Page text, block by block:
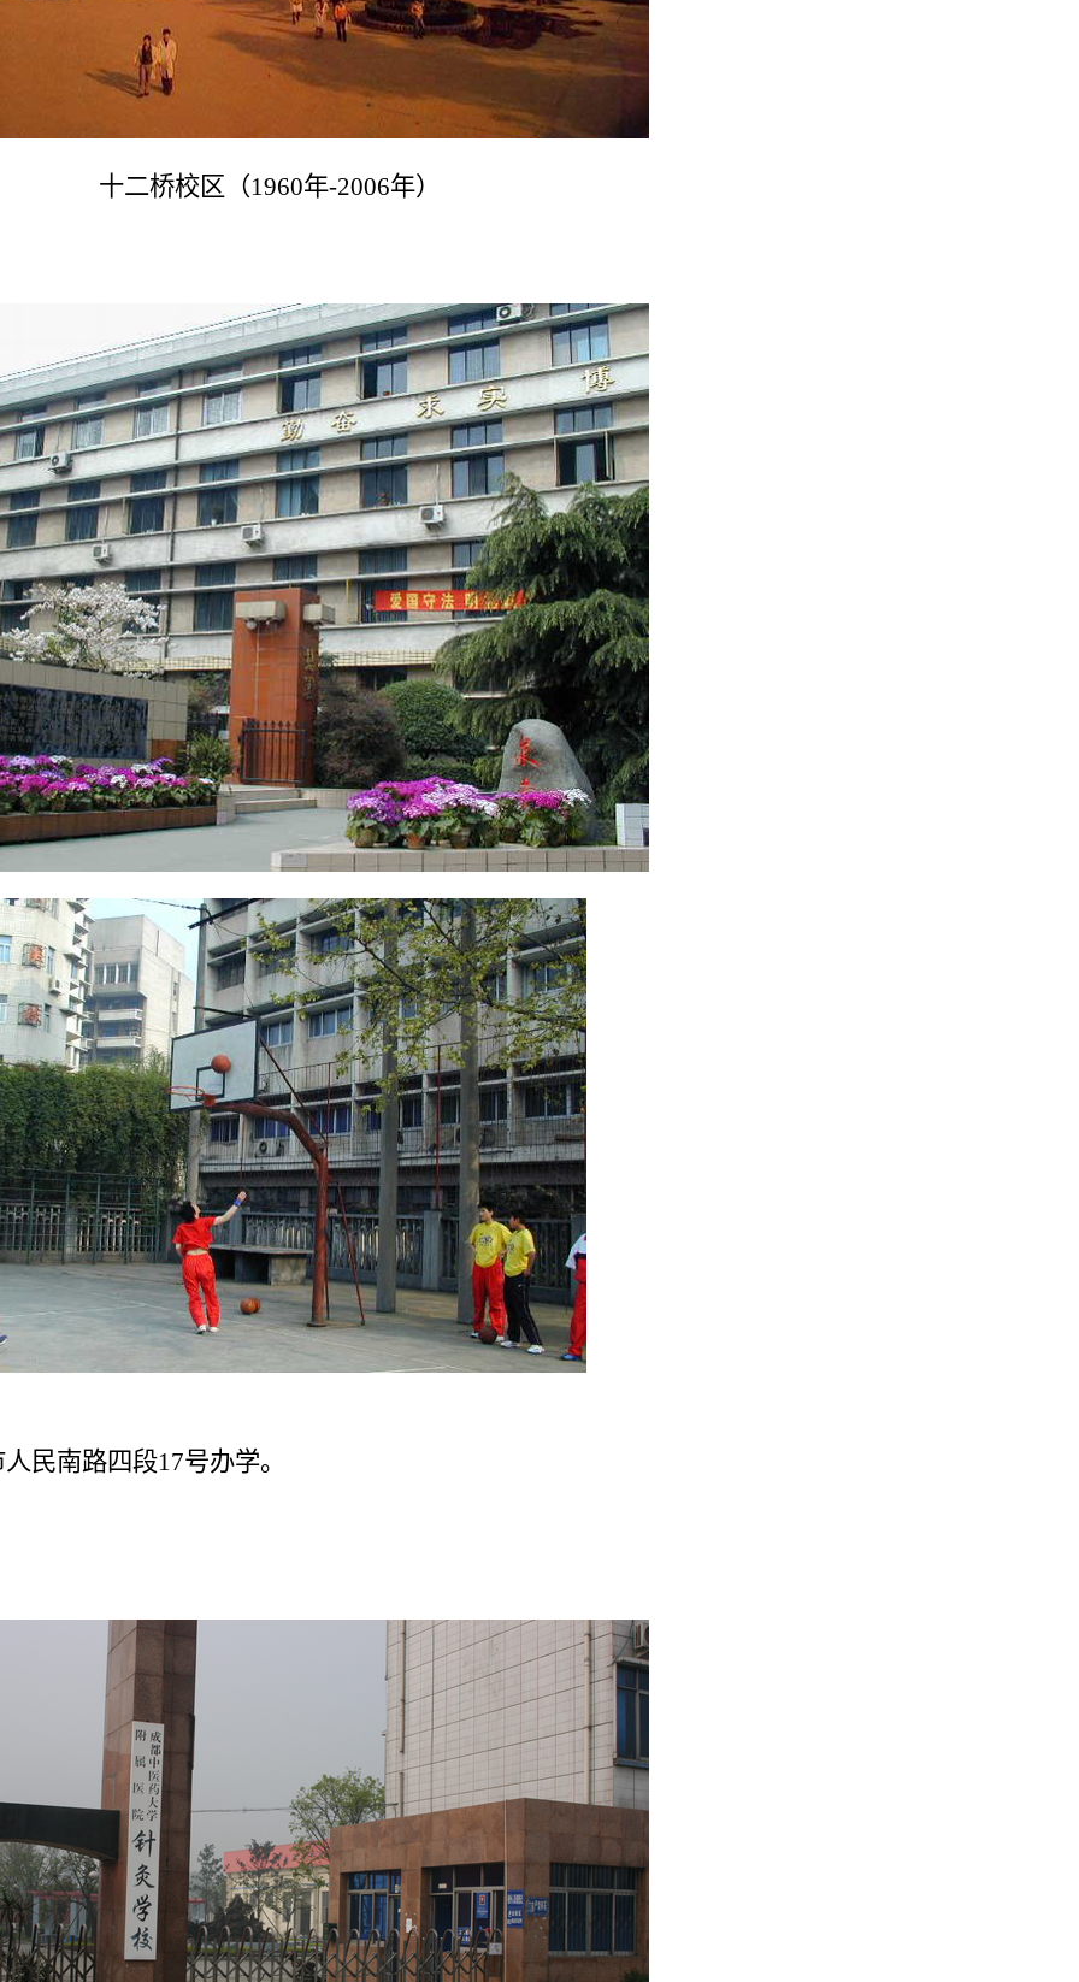
十二桥校区（1960年-2006年）
南路四段17号办学。